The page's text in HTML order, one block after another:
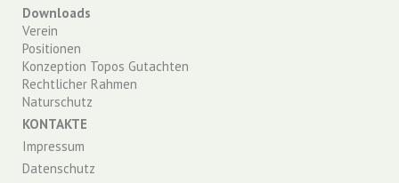
Downloads
Verein
Positionen
Konzeption Topos Gutachten
Rechtlicher Rahmen
Naturschutz
KONTAKTE
Impressum
Datenschutz